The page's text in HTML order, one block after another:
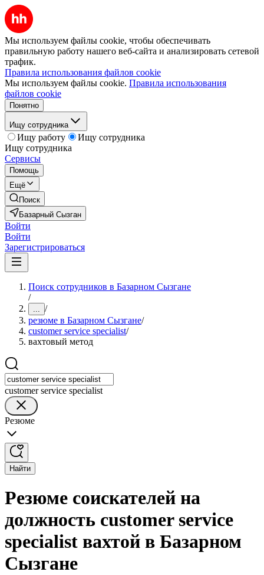
Мы используем файлы cookie, чтобы обеспечивать
правильную работу нашего веб-сайта и анализировать сетевой
трафик.
Правила использования файлов cookie
Мы используем файлы cookie. Правила использования
файлов cookie
Понятно
Ищу сотрудника
Ищу работу
Ищу сотрудника
Ищу сотрудника
Сервисы
Помощь
Ещё
Поиск
Базарный Сызган
Войти
Войти
Зарегистрироваться
Поиск сотрудников в Базарном Сызгане
/
... /
резюме в Базарном Сызгане/
customer service specialist/
вахтовый метод
customer service specialist
Резюме
Найти
Резюме соискателей на
должность customer service
specialist вахтой в Базарном
Сызгане